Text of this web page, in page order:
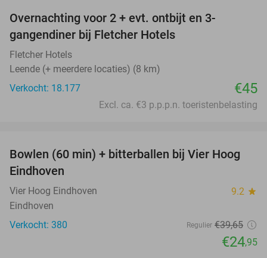
Overnachting voor 2 + evt. ontbijt en 3-
gangendiner bij Fletcher Hotels
Fletcher Hotels
Leende (+ meerdere locaties) (8 km)
Verkocht: 18.177
€45
Excl. ca. €3 p.p.p.n. toeristenbelasting
37%
Bowlen (60 min) + bitterballen bij Vier Hoog
Eindhoven
Vier Hoog Eindhoven 9.2 star
Eindhoven
Verkocht: 380
Regulier €39,65
€24,95